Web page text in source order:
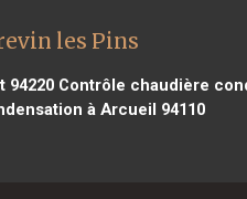
les Pins
94220 Contrôle chaudière
à Arcueil 94110